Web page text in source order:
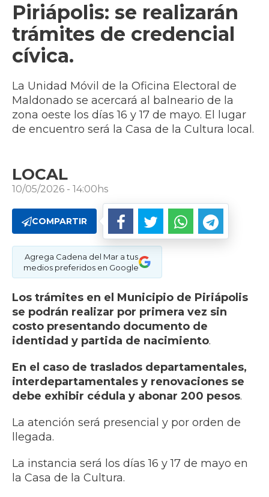
Piriápolis: se realizarán
trámites de credencial
cívica.
La Unidad Móvil de la Oficina Electoral de
Maldonado se acercará al balneario de la
zona oeste los días 16 y 17 de mayo. El lugar
de encuentro será la Casa de la Cultura local.
LOCAL
10/05/2026 - 14:00hs
COMPARTIR
Agrega Cadena del Mar a tus
medios preferidos en Google
Los trámites en el Municipio de Piriápolis
se podrán realizar por primera vez sin
costo presentando documento de
identidad y partida de nacimiento.
En el caso de traslados departamentales,
interdepartamentales y renovaciones se
debe exhibir cédula y abonar 200 pesos.
La atención será presencial y por orden de
llegada.
La instancia será los días 16 y 17 de mayo en
la Casa de la Cultura.